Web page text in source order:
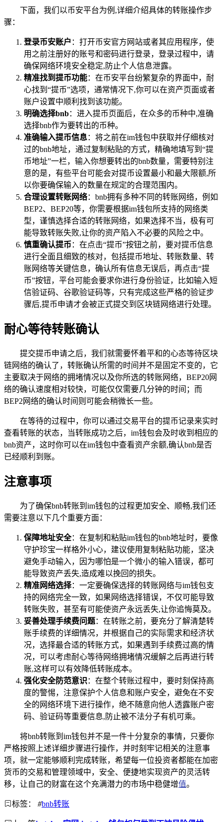
下面，我们以币安平台为例,详细介绍具体的转账操作步
骤：
登录币安账户 ：打开币安官方网站或者其应用程序，使
用之前注册好的账号和密码进行登录，登录过程中，请
确保网络环境安全稳定,防止个人信息泄露。
精准找到提币功能：在币安平台纷繁复杂的界面中，耐
心找到“提币”选项，通常情况下,你可以在资产页面或者
账户设置中顺利找到该功能。
明确选择bnb：进入提币页面后，在众多的币种中,准确
选择bnb作为要转出的币种。
准确输入提币信息：将之前在im钱包中获取并仔细核对
过的bnb地址，通过复制粘贴的方式，精确地填写到“提
币地址”一栏，输入你想要转出的bnb数量，需要特别注
意的是，有些平台可能会对提币设置最小和最大限额,所
以你要确保输入的数量在规定的合理范围内。
合理设置转账网络：bnb拥有多种不同的转账网络，例如
BEP2、BEP20等，你需要根据im钱包所支持的网络类
型，谨慎选择合适的转账网络，如果选择不当，极有可
能导致转账失败,让你的资产陷入不必要的风险之中。
慎重确认提币 ：在点击“提币”按钮之前，要对提币信息
进行全面且细致的核对，包括提币地址、转账数量、转
账网络等关键信息，确认所有信息无误后，再点击“提
币”按钮，平台可能会要求你进行身份验证，比如输入短
信验证码、谷歌验证码等，只有完成这些严格的验证步
骤后,提币申请才会被正式提交到区块链网络进行处理。
耐心等待转账确认
提交提币申请之后，我们就需要怀着平和的心态等待区块
链网络的确认了，转账确认所需的时间并不是固定不变的，它
主要取决于网络的拥堵情况以及你所选的转账网络，BEP20网
络的确认速度相对较快，可能仅仅需要几分钟的时间；而
BEP2网络的确认时间则可能会稍微长一些。
在等待的过程中，你可以通过交易平台的提币记录来实时
查看转账的状态，当转账成功之后，im钱包会及时收到相应的
bnb资产，这时你可以在im钱包中查看资产余额,确认bnb是否
已经顺利到账。
注意事项
为了确保bnb转账到im钱包的过程更加安全、顺畅,我们还
需要注意以下几个重要方面：
保障地址安全：在复制和粘贴im钱包的bnb地址时，要像
守护珍宝一样格外小心，建议使用复制粘贴功能，坚决
避免手动输入，因为哪怕是一个微小的输入错误，都可
能导致资产丢失,造成难以挽回的损失。
精准网络选择：一定要确保选择的转账网络与im钱包支
持的网络完全一致，如果网络选择错误，不仅可能导致
转账失败，甚至有可能使资产永远丢失,让你追悔莫及。
妥善处理手续费问题：在转账之前，要充分了解清楚转
账手续费的详细情况，并根据自己的实际需求和经济状
况，选择最合适的转账方式，如果遇到手续费过高的情
况，可以考虑耐心等待网络拥堵情况缓解之后再进行转
账,这样可以有效降低转账成本。
强化安全防范意识 ：在整个转账过程中，要时刻保持高
度的警惕，注意保护个人信息和账户安全，避免在不安
全的网络环境下进行操作，绝不随意向他人透露账户密
码、验证码等重要信息,防止被不法分子有机可乘。
将bnb转账到im钱包并不是一件十分复杂的事情，只要你
严格按照上述详细步骤进行操作，并时刻牢记相关的注意事
项，就一定能够顺利完成转账，希望每一位投资者都能在加密
货币的交易和管理领域中，安全、便捷地实现资产的灵活转
移，让自己的财富在这个充满潜力的市场中稳健增值。
标签： #bnb转账